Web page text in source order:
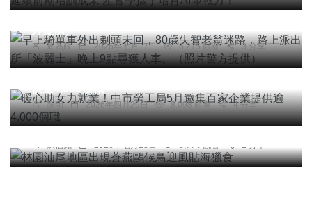
上派出所「波麗士」晚上9點尋獲人車。（照片警
周為政 2026年七月17日 6,275 觀看 3 分享
社會 綜合新聞 文教
暖心助女力就業！中市勞工局5月邀集百家企業提
陳明 2026年四月29日 8,098 觀看 4 分享
綜合新聞
林園汕尾地區出現蒼燕鷗候鳥迎風貼海獵食
陳信銘 2026年七月28日 5,774 觀看 2 分享